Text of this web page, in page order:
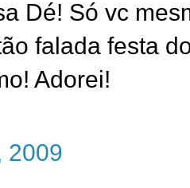
Dé! Só vc
falada festa
Adorei!
2009